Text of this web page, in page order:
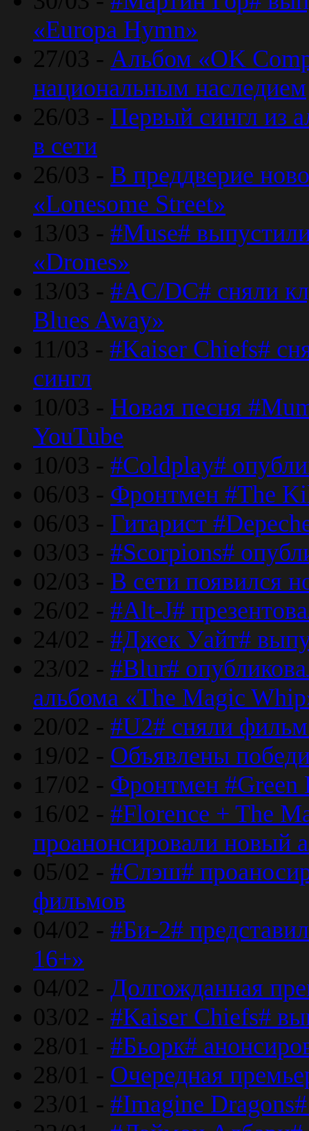
«Europa Hymn»
27/03 - Альбом «OK
национальным наследием
26/03 - Первый сингл из
в сети
26/03 - В преддверие
«Lonesome Street»
13/03 - #Muse#
«Drones»
13/03 - #AC/DC# сняли
Blues Away»
11/03 - #Kaiser Chiefs#
сингл
10/03 - Новая песня
YouTube
10/03 - #Coldplay#
06/03 - Фронтмен #The
06/03 - Гитарист
03/03 - #Scorpions#
02/03 - В сети появился
26/02 - #Alt-J#
24/02 - #Джек Уайт#
23/02 - #Blur#
альбома «The Magic
20/02 - #U2# сняли
19/02 - Объявлены
17/02 - Фронтмен #Green
16/02 - #Florence + The
проанонсировали новый
05/02 - #Слэш#
фильмов
04/02 - #Би-2#
16+»
04/02 - Долгожданная
03/02 - #Kaiser Chiefs#
28/01 - #Бьорк#
28/01 - Очередная
23/01 - #Imagine